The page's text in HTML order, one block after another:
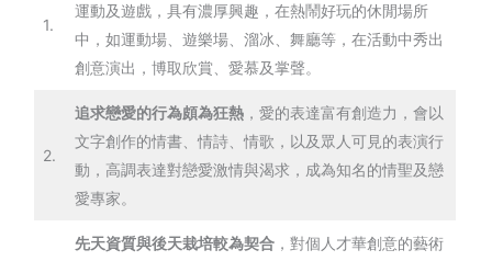
1.
運動及遊戲，具有濃厚興趣，在熱鬧好玩的休閒場所
中，如運動場、遊樂場、溜冰、舞廳等，在活動中秀出
創意演出，博取欣賞、愛慕及掌聲。
2.
追求戀愛的行為頗為狂熱 ，愛的表達富有創造力，會以
文字創作的情書、情詩、情歌，以及眾人可見的表演行
動，高調表達對戀愛激情與渴求，成為知名的情聖及戀
愛專家。
先天資質與後天栽培較為契合 ，對個人才華創意的藝術